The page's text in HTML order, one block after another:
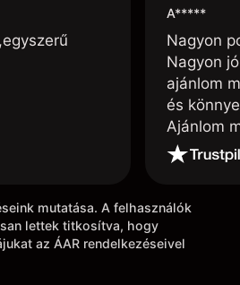
A*****
Nagyon
Nagyon
ajánlom
és
Ajánlom
mutatása. A felhasználók
lettek titkosítva, hogy
az ÁAR rendelkezéseivel